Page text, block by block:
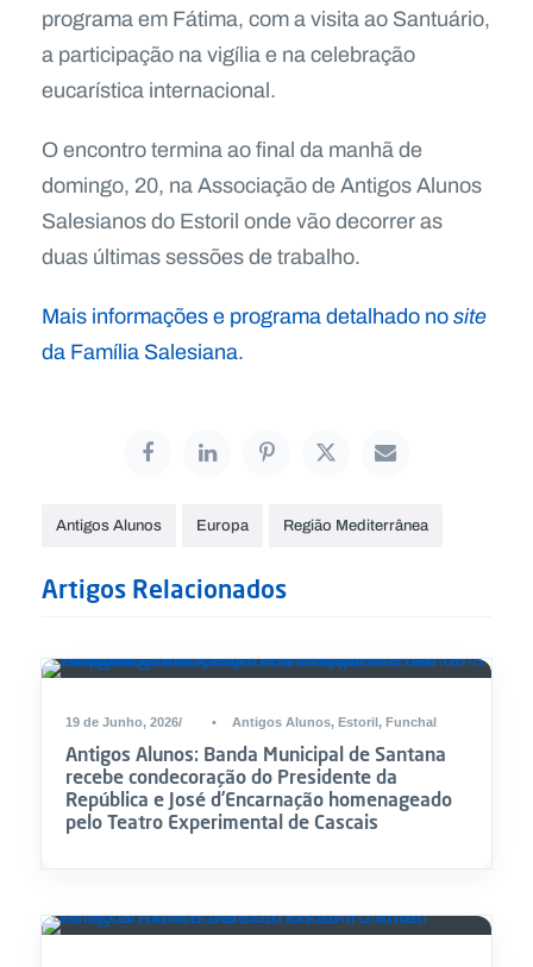
programa em Fátima, com a visita ao Santuário,
a participação na vigília e na celebração
eucarística internacional.
O encontro termina ao final da manhã de
domingo, 20, na Associação de Antigos Alunos
Salesianos do Estoril onde vão decorrer as
duas últimas sessões de trabalho.
Mais informações e programa detalhado nosite
da Família Salesiana.
Antigos Alunos Europa Região Mediterrânea
Artigos Relacionados
19 de Junho, 2026 • Antigos Alunos, Estoril, Funchal
Antigos Alunos: Banda Municipal de Santana
recebe condecoração do Presidente da
República e José d’Encarnação homenageado
pelo Teatro Experimental de Cascais